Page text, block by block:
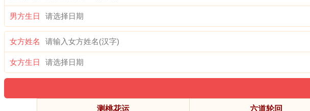
男方生日
女方姓名
女方生日
测桃花运 六道轮回